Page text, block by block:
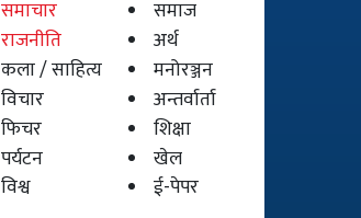
समाचार
समाज
राजनीति
अर्थ
कला / साहित्य
मनोरञ्जन
विचार
अन्तर्वार्ता
फिचर
शिक्षा
पर्यटन
खेल
विश्व
ई-पेपर